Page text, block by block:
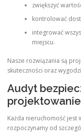
zwiększyć
kontrolować
integrować
miejscu.
Nasze rozwiązania są
skuteczności oraz
Audyt
Każda nieruchomość jest
rozpoczynamy od